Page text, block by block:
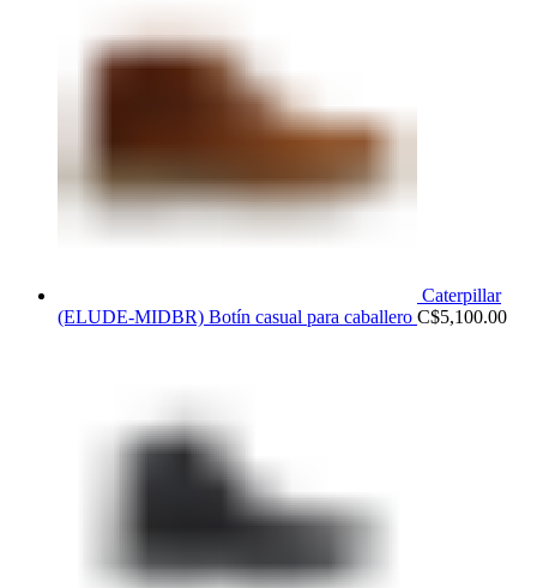
Caterpillar
(ELUDE-MIDBR) Botín casual para caballero C$5,100.00